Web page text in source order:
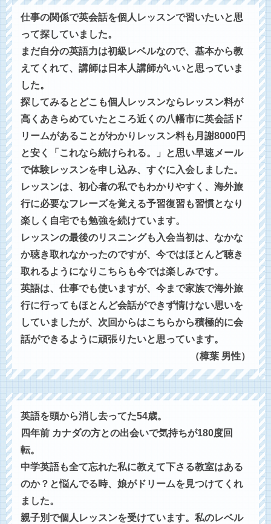
仕事の関係で英会話を個人レッスンで習いたいと思
って探していました。
まだ自分の英語力は初級レベルなので、基本から教
えてくれて、講師は日本人講師がいいと思っていま
した。
探してみるとどこも個人レッスンならレッスン料が
高くあきらめていたところ近くの八幡市に英会話ド
リームがあることがわかりレッスン料も月謝8000円
と安く「これなら続けられる。」と思い早速メール
で体験レッスンを申し込み、すぐに入会しました。
レッスンは、初心者の私でもわかりやすく、海外旅
行に必要なフレーズを覚える予習復習も習慣となり
楽しく自宅でも勉強を続けています。
レッスンの最後のリスニングも入会当初は、なかな
か聴き取れなかったのですが、今ではほとんど聴き
取れるようになりこちらも今では楽しみです。
英語は、仕事でも使いますが、今まで家族で海外旅
行に行ってもほとんど会話ができず情けない思いを
していましたが、次回からはこちらから積極的に会
話ができるように頑張りたいと思っています。
（樟葉 男性）
英語を頭から消し去ってた54歳。
四年前 カナダの方との出会いで気持ちが180度回
転。
中学英語も全て忘れた私に教えて下さる教室はある
のか？と悩んでる時、娘がドリームを見つけてくれ
ました。
親子別で個人レッスンを受けています。私のレベル